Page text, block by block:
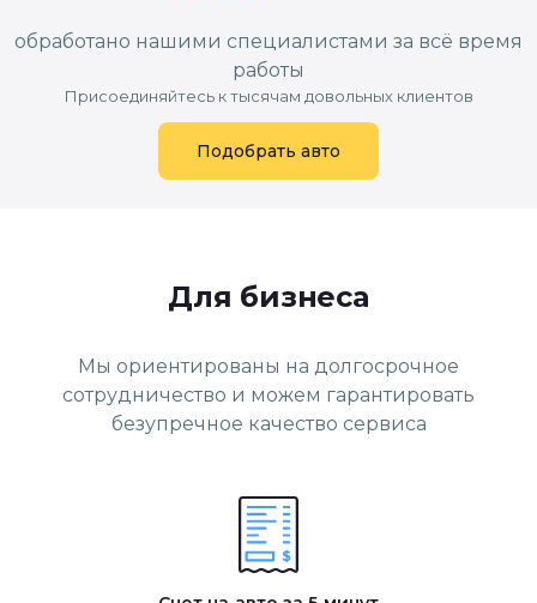
обработано нашими специалистами за всё время
работы
Присоединяйтесь к тысячам довольных клиентов
Подобрать авто
Для бизнеса
Мы ориентированы на долгосрочное
сотрудничество и можем гарантировать
безупречное качество сервиса